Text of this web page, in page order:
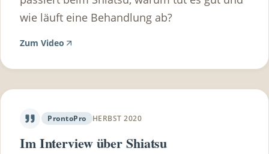
beträchtlichen Teil.
wie läuft eine Behandlung ab?
Zum Video
ProntoPro HERBST 2020
Im Interview über Shiatsu